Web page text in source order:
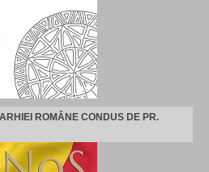
ROMÂNE CONDUS DE PR.